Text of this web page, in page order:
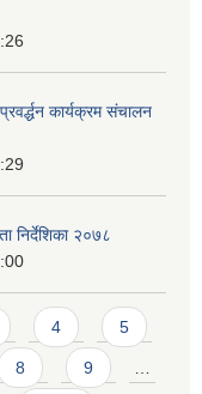
कार्यक्रम संचालन
निर्देशिका २०७८
4 5
8 9